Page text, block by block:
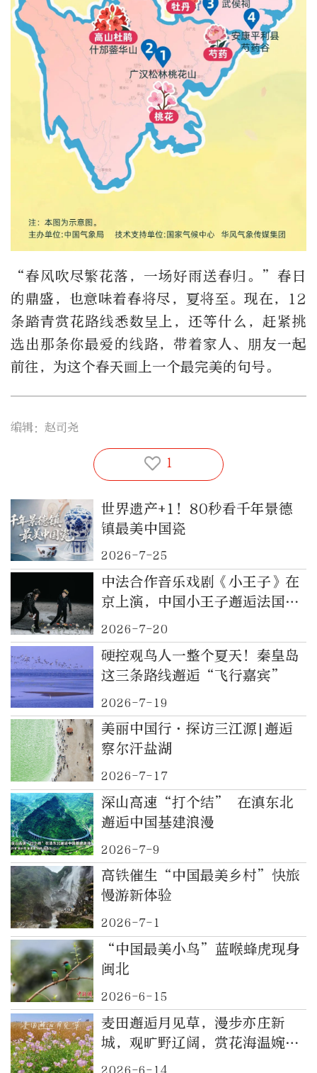
“春风吹尽繁花落，一场好雨送春归。”春日
的鼎盛，也意味着春将尽，夏将至。现在，12
条踏青赏花路线悉数呈上，还等什么，赶紧挑
选出那条你最爱的线路，带着家人、朋友一起
前往，为这个春天画上一个最完美的句号。
编辑：赵司尧
1
世界遗产+1！80秒看千年景德
镇最美中国瓷
2026-7-25
中法合作音乐戏剧《小王子》在
京上演，中国小王子邂逅法国飞
行员
2026-7-20
硬控观鸟人一整个夏天！秦皇岛
这三条路线邂逅“飞行嘉宾”
2026-7-19
美丽中国行·探访三江源|邂逅
察尔汗盐湖
2026-7-17
深山高速“打个结” 在滇东北
邂逅中国基建浪漫
2026-7-9
高铁催生“中国最美乡村”快旅
慢游新体验
2026-7-1
“中国最美小鸟”蓝喉蜂虎现身
闽北
2026-6-15
麦田邂逅月见草，漫步亦庄新
城，观旷野辽阔，赏花海温婉，
乐享田园野趣
2026-6-14